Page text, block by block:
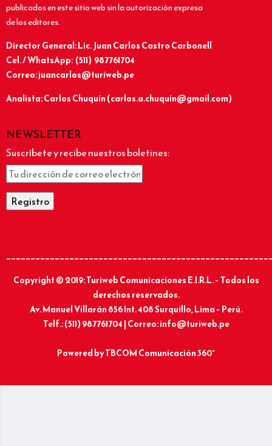
publicados en este sitio web sin la autorización expresa
de los editores.
Director General: Lic.Juan Carlos Castro Carbonell
Cel. / WhatsApp: (511) 987761704
Correo: juancarlos@turiweb.pe
Analista: Carlos Chuquín (carlos.a.chuquin@gmail.com)
NEWSLETTER
Suscríbete y recibe nuestros boletines:
Copyright © 2019: Turiweb Comunicaciones E.I.R.L. – Todos los
derechos reservados.
Av. Manuel Villarán 856 Int. 408 Surquillo, Lima – Perú.
Telf.: (511) 987761704 | Correo: info@turiweb.pe
Powered byTBCOM Comunicación 360°